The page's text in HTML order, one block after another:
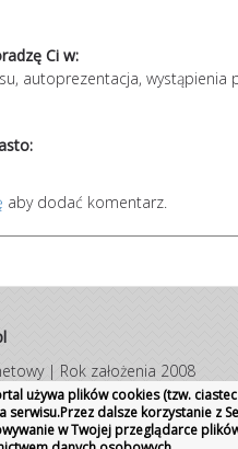
Ci w:
autoprezentacja, wystąpienia
aby dodać komentarz.
| Rok założenia 2008
zastrzeżone|Kontakt
używa plików cookies (tzw.
serwisu.Przez dalsze korzystanie z
w Twojej przeglądarce